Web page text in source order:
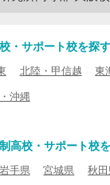
・サポート校を探す
北陸・甲信越 東
沖縄
高校・サポート校
岩手県 宮城県 秋